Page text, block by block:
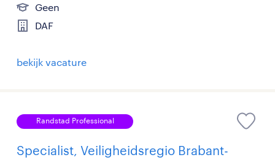
Geen
DAF
bekijk vacature
Randstad Professional
Specialist, Veiligheidsregio Brabant-